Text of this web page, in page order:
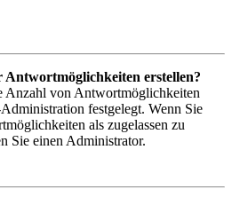
erstellen?
Anzahl von Antwortmöglichkeiten
festgelegt. Wenn Sie
als zugelassen zu
Sie einen Administrator.